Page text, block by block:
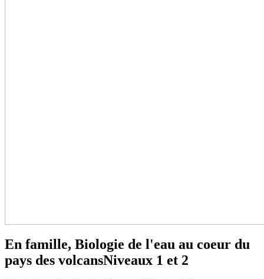
En famille, Biologie de l'eau au coeur du
pays des volcansNiveaux 1 et 2